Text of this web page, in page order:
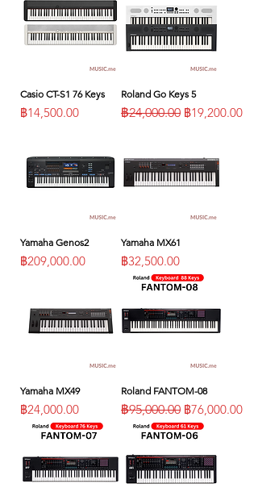
Casio CT-S1 76 Keys
ราคา
฿14,500.00
Roland Go Keys 5
ราคาปกติ
฿24,000.00 ราคาขายลด
฿19,200.00
Yamaha Genos2
ราคา
฿209,000.00
Yamaha MX61
ราคา
฿32,500.00
Yamaha MX49
ราคา
฿24,000.00
Roland FANTOM-08
ราคาปกติ
฿95,000.00 ราคาขายลด
฿76,000.00